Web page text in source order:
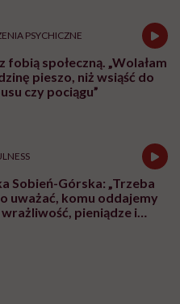
PSYCHICZNE
fobią społeczną. „Wolałam
pieszo, niż wsiąść do
czy pociągu”
Sobień-Górska: „Trzeba
uważać, komu oddajemy
pieniądze i